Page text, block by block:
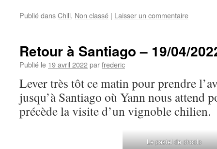
Publié dansChili, Non classé | Laisser un commentaire
Retour à Santiago – 19/04/
Publié le 19 avril 2022parfrederic
Lever très tôt ce matin pour prendre
jusqu’à Santiago où Yann nous attend
précède la visite d’un vignoble chilien.
Le pastel de choclo